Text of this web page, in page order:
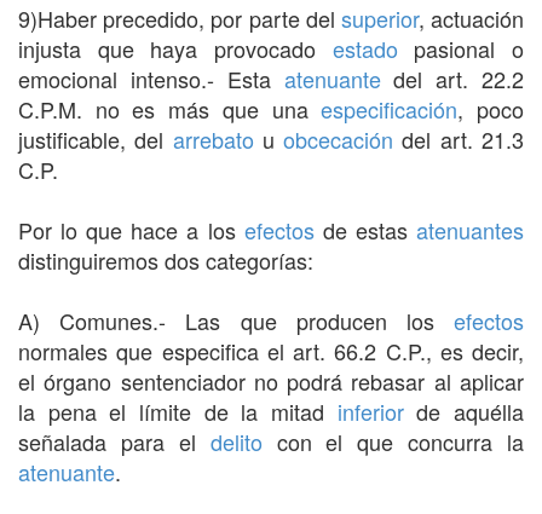
9)Haber precedido, por parte del superior, actuación
injusta que haya provocado estado pasional o
emocional intenso.- Esta atenuantedel art. 22.2
C.P.M. no es más que unaespecificación, poco
justificable, del arrebato uobcecación del art. 21.3
C.P.
Por lo que hace a los efectosde estasatenuantes
distinguiremos dos categorías:
A) Comunes.- Las que producen los efectos
normales que especifica el art. 66.2 C.P., es decir,
el órgano sentenciador no podrá rebasar al aplicar
la pena el límite de la mitad inferiorde aquélla
señalada para el delito con el que concurra la
atenuante.